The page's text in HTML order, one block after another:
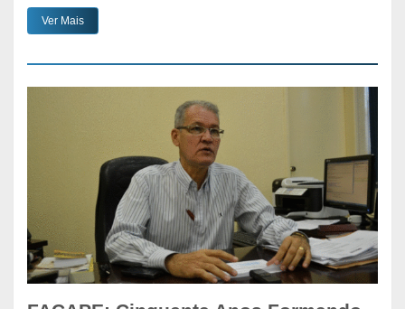
Ver Mais